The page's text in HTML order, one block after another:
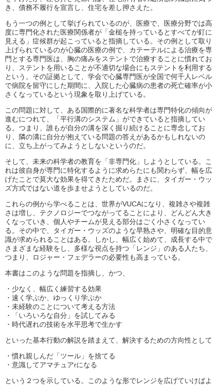
き、債務不履行を宣言し、住宅を差し押さえた。
もう一つの例として挙げられているのが、医療で、医療分野では高
度に専門化された医療関係者が「金槌を持っているとすべてが釘に
見える」症候群が起こっていると指摘している。その例として取り
上げられているのが心臓の医療の例で、カテーテルによる治療を専
門とする専門医は、胸の痛みをステントで治療することに慣れてお
り、ステントを用いることが不適切な場合にもステントを利用する
という。その証拠として、学会で心臓専門医が全国で何千人レベル
で病院を留守にした期間に、入院した心臓病の患者の死亡確率が小
さくなっているという現象を取り上げている。
この問題に対して、ある国際的に著名な科学者は専門特化の傾向が
進むにつれて、「平行溝のシステム」ができていると指摘してい
る。つまり、誰もが自分の溝を深く掘り続けることに専念してお
り、隣の溝に自分が抱えている問題の答えがあるかもしれないの
に、立ち上がってみようとしないというのだ。
そして、未来の科学者の教育を「非専門化」しようとしている。こ
れは彼自身が専門に特化するように求めらたにも関わらず、幅を広
げたことで莫大な効果を得てきたためだ。まさに、タイガー・ウッ
ズ方式ではない道を歩ませようとしているのだ。
これらの例から学べることは、世界がVUCAになり、複雑さや複雑
さは増し、テクノロジーでつながってることにより、どんどん大き
くなっていき、個人やチームが見える部分はごく小さくなってい
る。その中で、タイガー・ウッズのような早熟さや、明確な目的意
識が求められることはある。しかし、幅広く始めて、成長する中で
さまざまな経験をし、多様な視点を持つ「レンジ」のある人たち、
つまり、ロジャー・フェデラーの必要性も高まっている。
本書はこのような問題を指摘し、かつ、
・少なく、幅広く練習する効果
・速く学ぶか、ゆっくり学ぶか
・未経験のことについて考える方法
・「いろいろな自分」を試してみる
・時代遅れの技術を水平思考で生かす
といった基本行動の解説を踏まえて、解決するための方向性として
・慣れ親しんだ「ツール」を捨てる
・意識してアマチュアrになる
という２つを示している。このような形でレンジを広げていけばよ